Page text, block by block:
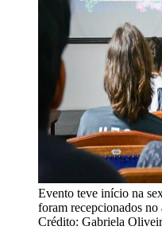
Evento teve início na
foram recepcionados
Crédito: Gabriela